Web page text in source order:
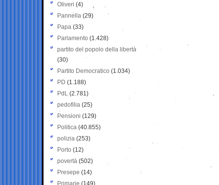
Oliveri (4)
Pannella (29)
Papa (33)
Parlamento (1.428)
partito del popolo della libertà
(30)
Partito Democratico (1.034)
PD (1.188)
PdL (2.781)
pedofilia (25)
Pensioni (129)
Politica (40.855)
polizia (253)
Porto (12)
povertà (502)
Presepe (14)
Primarie (149)